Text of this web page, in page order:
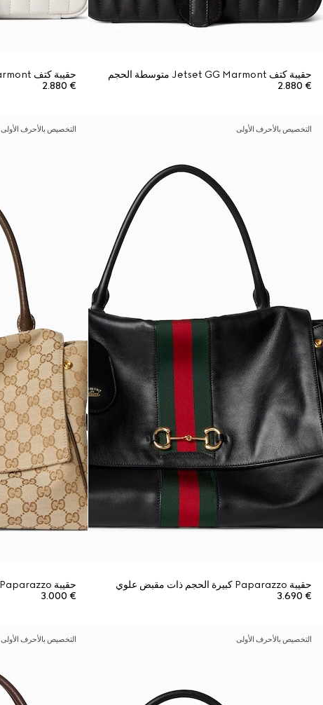
حقيبة كتف Jetset GG Marmont متوسطة الحجم
€ 2.880
حقيبة كتف Jetset GG Marmont متوسطة الحجم
€ 2.880
التخصيص بالأحرف الأولى
حقيبة Paparazzo كبيرة الحجم ذات مقبض علوي
€ 3.690
التخصيص بالأحرف الأولى
حقيبة Paparazzo متوسطة الحجم ذات مقبض علوي
€ 3.000
التخصيص بالأحرف الأولى التخصيص بالأحرف الأولى